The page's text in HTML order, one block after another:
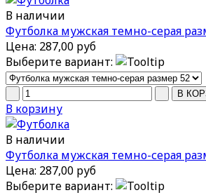
В наличии
Футболка мужская темно-серая
Цена: 287,00 руб
Выберите вариант:
В корзину
В наличии
Футболка мужская темно-серая
Цена: 287,00 руб
Выберите вариант: